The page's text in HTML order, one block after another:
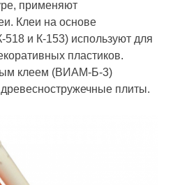
применяют
Клеи на основе
и К-153) используют для
плас­тиков.
клеем (ВИАМ-Б-3)
плиты.